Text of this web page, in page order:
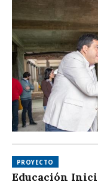
PROYECTO
Educación